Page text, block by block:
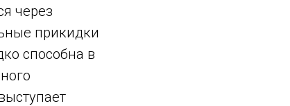
через
прикидки
способна в